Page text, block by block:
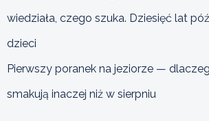
wiedziała, czego szuka. Dziesięć lat
dzieci
Pierwszy poranek na jeziorze —
smakują inaczej niż w sierpniu